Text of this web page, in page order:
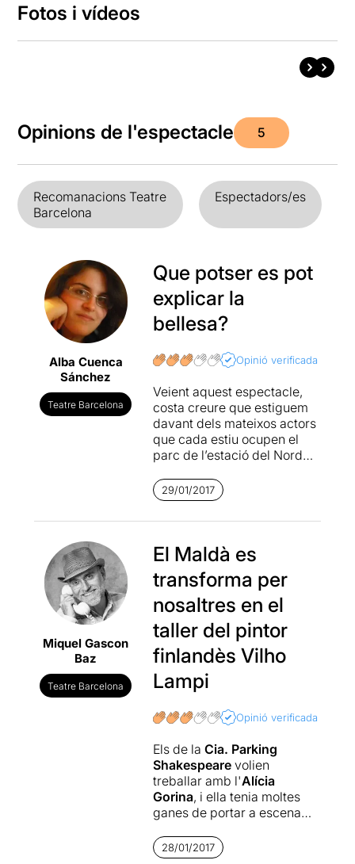
Fotos i vídeos
Opinions de l'espectacle 5
Recomanacions Teatre
Barcelona
Espectadors/es
Alba Cuenca
Sánchez
Teatre Barcelona
Que potser es pot
explicar la
bellesa?
Opinió verificada
Veient aquest espectacle,
costa creure que estiguem
davant dels mateixos actors
que cada estiu ocupen el
parc de l’estació del Nord
comèdies del bard anglès.
Ells són elsParking
Shakespearei en aquesta
inclòs per als que els seguim
en les seves més
dramàtiques aventures
hivernals. El canvi no es nota
només en la incorporació de
cares noves i la falta
d’alguns dels seus
membres. Molta de la
“culpa” la té la directora que
en aquesta ocasió es posa al
comandament de l’itinerant
companyia:Alícia Gorina.
Segueix llegint
aquí: http://www.masteatro.
com/critica-deu-es-bellesa/
29/01/2017
Miquel Gascon
Baz
Teatre Barcelona
El Maldà es
transforma per
nosaltres en el
taller del pintor
finlandès Vilho
Lampi
Opinió verificada
Els de la Cia. Parking
Shakespearevolien
treballar amb l'Alícia
Gorina, i ella tenia moltes
ganes de portar a escena
Kristian Smeds
Hèlsinki l'any 2000, i
28/01/2017